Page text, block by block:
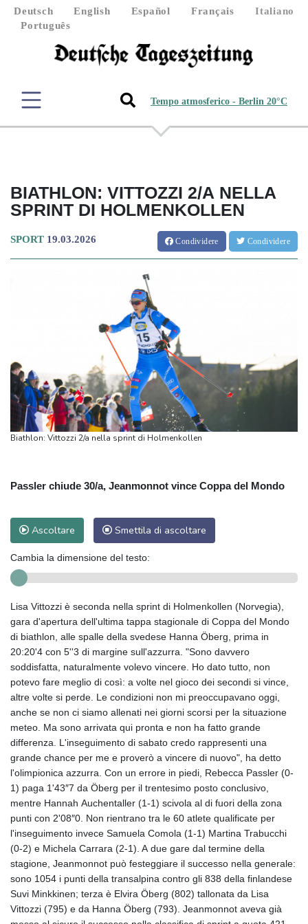
Deutsch English Español Français
Italiano
Português
Tempo atmosferico - Berlin 20°C
BIATHLON: VITTOZZI 2/A NELLA
SPRINT DI HOLMENKOLLEN
SPORT 19.03.2026 Condividere Condividere
Biathlon: Vittozzi 2/a nella sprint di Holmenkollen
Passler chiude 30/a, Jeanmonnot vince Coppa del Mondo
Ascoltare Smettila di ascoltare
Cambia la dimensione del testo:
Lisa Vittozzi è seconda nella sprint di Holmenkollen (Norvegia),
gara d'apertura dell'ultima tappa stagionale di Coppa del Mondo
di biathlon, alle spalle della svedese Hanna Öberg, prima in
20:20'4 con 5''3 di margine sull'azzurra. "Sono davvero
soddisfatta, naturalmente volevo vincere. Ho dato tutto, non
potevo fare meglio di così: a volte nel gioco dei secondi si vince,
altre volte si perde. Le condizioni non mi preoccupavano oggi,
anche se non ci siamo allenati nei giorni scorsi per la situazione
meteo. Ma sono arrivata qui pronta e non ha fatto grande
differenza. L'inseguimento di sabato credo rappresenti una
grande chance per me e proverò a vincere di nuovo", ha detto
l'olimpionica azzurra. Con un errore in piedi, Rebecca Passler (0-
1) paga 1'43″7 da Öberg per il trentesimo posto conclusivo,
mentre Hannah Auchentaller (1-1) scivola al di fuori della zona
punti con 2'08″0. Non rientrano tra le 60 atlete qualificate per
l'inseguimento invece Samuela Comola (1-1) Martina Trabucchi
(0-2) e Michela Carrara (2-1). A due gare dal termine della
stagione, Jeanmonnot può festeggiare il successo nella generale:
sono 1054 i punti della transalpina contro gli 838 della finlandese
Suvi Minkkinen; terza è Elvira Öberg (802) tallonata da Lisa
Vittozzi (795) e da Hanna Öberg (793). Jeanmonnot aveva già